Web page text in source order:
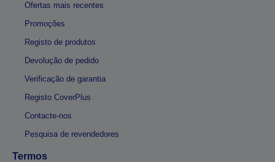
Ofertas mais recentes
Promoções
Registo de produtos
Devolução de pedido
Verificação de garantia
Registo CoverPlus
Contacte-nos
Pesquisa de revendedores
Termos